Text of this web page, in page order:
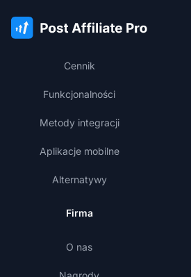
Cennik
Funkcjonalności
Metody integracji
Aplikacje mobilne
Alternatywy
Firma
O nas